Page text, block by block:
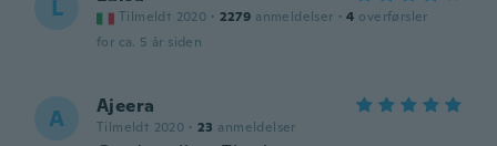
L Tilmeldt 2020 · 2279 anmeldelser · 4 overførsler
for ca. 5 år siden
A Ajeera
Tilmeldt 2020 · 23 anmeldelser